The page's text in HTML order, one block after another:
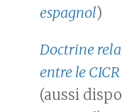
espagnol)
Doctrine
entre le
(aussi